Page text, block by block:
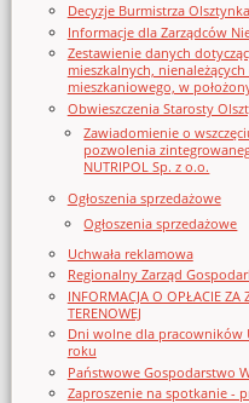
Decyzje Burmistrza Olsztynka
Informacje dla Zarządców
Zestawienie danych
mieszkalnych,
mieszkaniowego, w
Obwieszczenia Starosty
Zawiadomienie o
pozwolenia
NUTRIPOL Sp. z o.o.
Ogłoszenia sprzedażowe
Ogłoszenia sprzedażowe
Uchwała reklamowa
Regionalny Zarząd
INFORMACJA O OPŁACIE ZA
TERENOWEJ
Dni wolne dla pracowników
roku
Państwowe Gospodarstwo
Zaproszenie na spotkanie -